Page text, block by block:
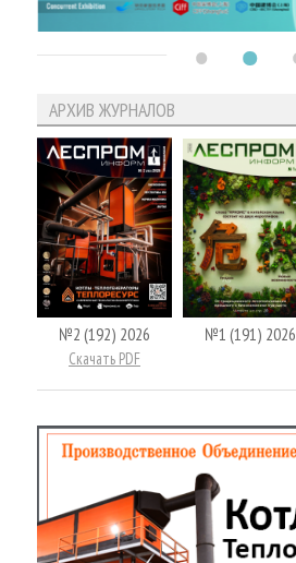
АРХИВ ЖУРНАЛОВ
№2 (192) 2026
Скачать PDF
№1 (191) 2026